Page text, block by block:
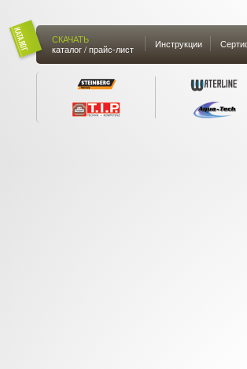
СКАЧАТЬ
каталог / прайс-лист
Инструкции